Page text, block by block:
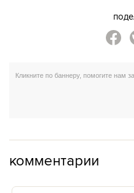
комментарии